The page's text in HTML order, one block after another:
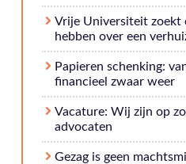
Vrije Universiteit zoekt
hebben over een
Papieren schenking:
financieel zwaar weer
Vacature: Wij zijn op
advocaten
Gezag is geen